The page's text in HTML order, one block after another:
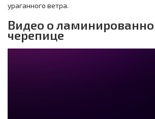
ураганного ветра.
Видео о
черепице